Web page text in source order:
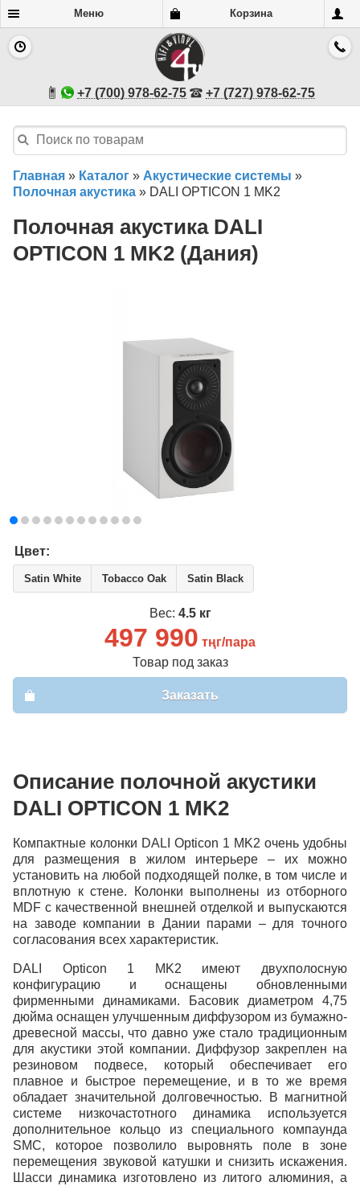
Меню Корзина
+7 (700) 978-62-75 +7 (727) 978-62-75
Главная » Каталог » Акустические системы »
Полочная акустика » DALI OPTICON 1 MK2
Полочная акустика DALI
OPTICON 1 MK2 (Дания)
Цвет:
Satin White Tobacco Oak Satin Black
Вес: 4.5 кг
497 990 тңг/пара
Товар под заказ
Заказать
Описание полочной акустики
DALI OPTICON 1 MK2
Компактные колонки DALI Opticon 1 MK2 очень удобны
для размещения в жилом интерьере – их можно
установить на любой подходящей полке, в том числе и
вплотную к стене. Колонки выполнены из отборного
MDF с качественной внешней отделкой и выпускаются
на заводе компании в Дании парами – для точного
согласования всех характеристик.
DALI Opticon 1 MK2 имеют двухполосную
конфигурацию и оснащены обновленными
фирменными динамиками. Басовик диаметром 4,75
дюйма оснащен улучшенным диффузором из бумажно-
древесной массы, что давно уже стало традиционным
для акустики этой компании. Диффузор закреплен на
резиновом подвесе, который обеспечивает его
плавное и быстрое перемещение, и в то же время
обладает значительной долговечностью. В магнитной
системе низкочастотного динамика используется
дополнительное кольцо из специального компаунда
SМC, которое позволило выровнять поле в зоне
перемещения звуковой катушки и снизить искажения.
Шасси динамика изготовлено из литого алюминия, а